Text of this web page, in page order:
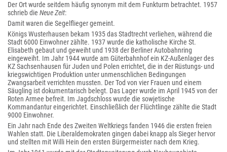
Der Ort wurde seitdem häufig synonym mit dem Funkturm betrachtet. 1957
schrieb die Neue Zeit:
Damit waren die Segelflieger gemeint.
Königs Wusterhausen bekam 1935 das Stadtrecht verliehen, während die
Stadt 6000 Einwohner zählte. 1937 wurde die katholische Kirche St.
Elisabeth gebaut und geweiht und 1938 der Berliner Autobahnring
eingeweiht. Im Jahr 1944 wurde am Güterbahnhof ein KZ-Außenlager des
KZ Sachsenhausen für Juden und Polen errichtet, die in der Rüstungs- und
kriegswichtigen Produktion unter unmenschlichen Bedingungen
Zwangsarbeit verrichten mussten. Der Tod von vier Frauen und einem
Säugling ist dokumentarisch belegt. Das Lager wurde im April 1945 von der
Roten Armee befreit. Im Jagdschloss wurde die sowjetische
Kommandantur eingerichtet. Einschließlich der Flüchtlinge zählte die Stadt
9000 Einwohner.
Ein Jahr nach Ende des Zweiten Weltkriegs fanden 1946 die ersten freien
Wahlen statt. Die Liberaldemokraten gingen dabei knapp als Sieger hervor
und stellten mit Willi Hein den ersten Bürgermeister nach dem Krieg.